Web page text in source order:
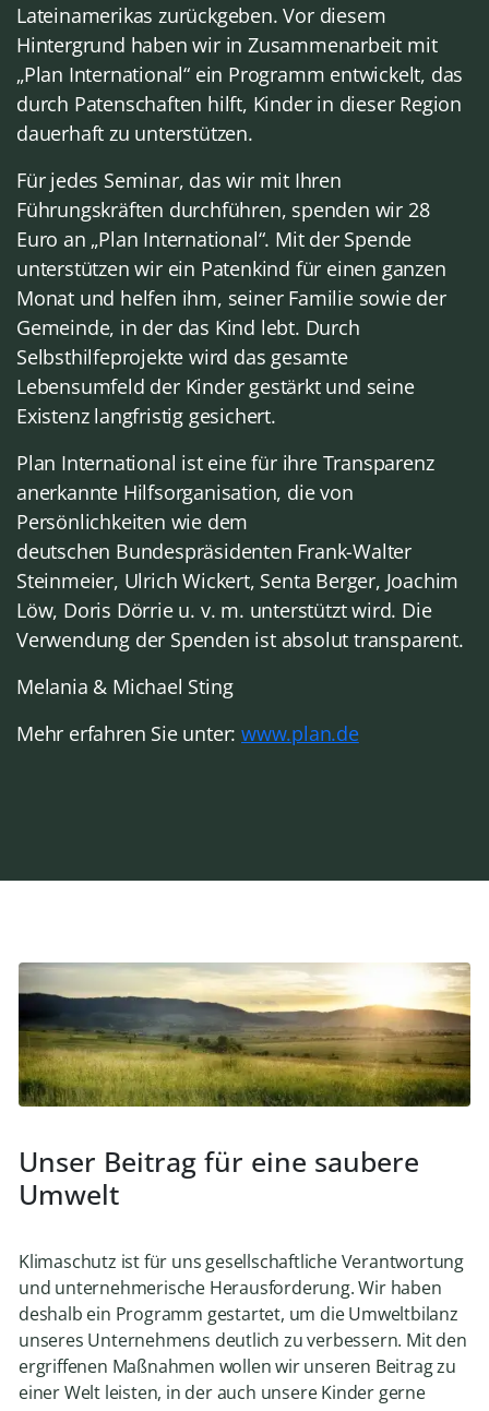
Lateinamerikas zurückgeben. Vor diesem
Hintergrund haben wir in Zusammenarbeit mit
„Plan International“ ein Programm entwickelt, das
durch Patenschaften hilft, Kinder in dieser Region
dauerhaft zu unterstützen.
Für jedes Seminar, das wir mit Ihren
Führungskräften durchführen, spenden wir 28
Euro an „Plan International“. Mit der Spende
unterstützen wir ein Patenkind für einen ganzen
Monat und helfen ihm, seiner Familie sowie der
Gemeinde, in der das Kind lebt. Durch
Selbsthilfeprojekte wird das gesamte
Lebensumfeld der Kinder gestärkt und seine
Existenz langfristig gesichert.
Plan International ist eine für ihre Transparenz
anerkannte Hilfsorganisation, die von
Persönlichkeiten wie dem
deutschen Bundespräsidenten Frank-Walter
Steinmeier, Ulrich Wickert, Senta Berger, Joachim
Löw, Doris Dörrie u. v. m. unterstützt wird. Die
Verwendung der Spenden ist absolut transparent.
Melania & Michael Sting
Mehr erfahren Sie unter:www.plan.de
Unser Beitrag für eine saubere
Umwelt
Klimaschutz ist für uns gesellschaftliche Verantwortung
und unternehmerische Herausforderung. Wir haben
deshalb ein Programm gestartet, um die Umweltbilanz
unseres Unternehmens deutlich zu verbessern. Mit den
ergriffenen Maßnahmen wollen wir unseren Beitrag zu
einer Welt leisten, in der auch unsere Kinder gerne